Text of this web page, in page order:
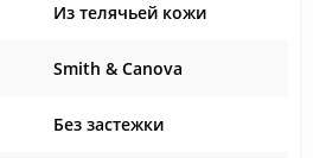
Из телячьей кожи
Smith & Canova
Без застежки